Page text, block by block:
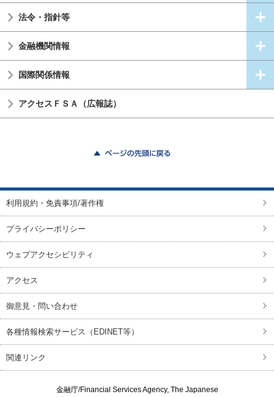
法令・指針等
金融機関情報
国際関係情報
アクセスＦＳＡ（広報誌）
利用規約・免責事項/著作権
プライバシーポリシー
ウェブアクセシビリティ
アクセス
御意見・問い合わせ
各種情報検索サービス（EDINET等）
関連リンク
金融庁/Financial Services Agency, The Japanese